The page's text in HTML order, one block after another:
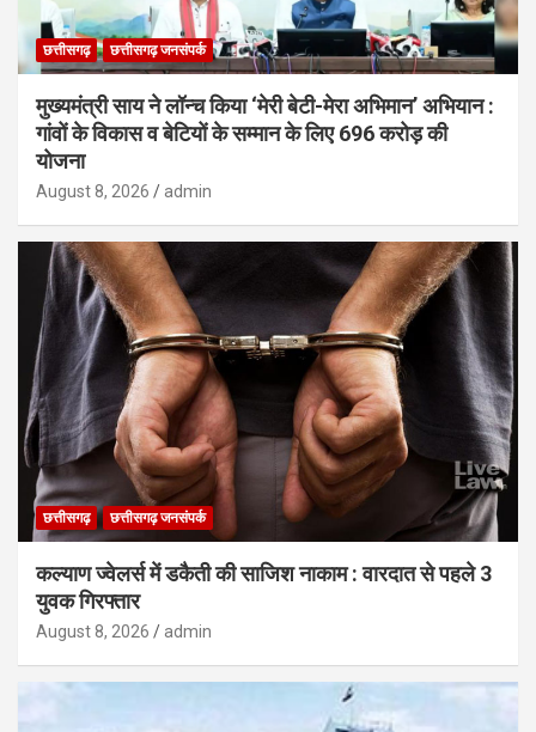
छत्तीसगढ़ छत्तीसगढ़ जनसंपर्क
मुख्यमंत्री साय ने लॉन्च किया ‘मेरी बेटी-मेरा अभिमान’ अभियान :
गांवों के विकास व बेटियों के सम्मान के लिए 696 करोड़ की
योजना
August 8, 2026 admin
छत्तीसगढ़ छत्तीसगढ़ जनसंपर्क
कल्याण ज्वेलर्स में डकैती की साजिश नाकाम : वारदात से पहले 3
युवक गिरफ्तार
August 8, 2026 admin